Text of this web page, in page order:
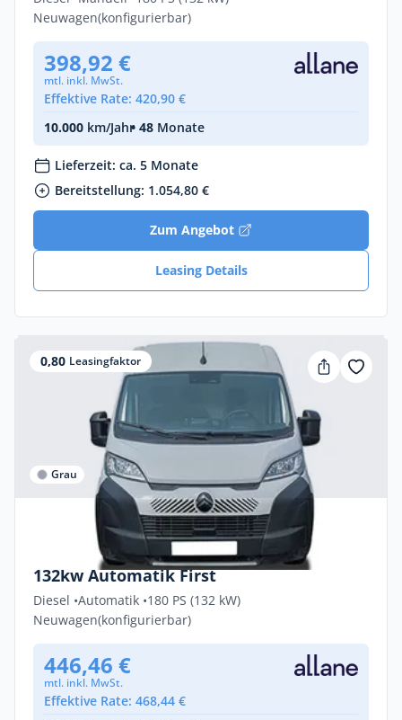
Neuwagen(konfigurierbar)
398,92 €
mtl. inkl. MwSt.
Effektive Rate: 420,90 €
10.000 km/Jahr• 48 Monate
Lieferzeit: ca. 5 Monate
Bereitstellung: 1.054,80 €
Zum Angebot
Leasing Details
0,80 Leasingfaktor
Grau
Privat & Gewerbe
Citroën Jumper FIRST 3,5t L4H2 Diesel
132kw Automatik First
Diesel •Automatik •180 PS (132 kW)
Neuwagen(konfigurierbar)
446,46 €
mtl. inkl. MwSt.
Effektive Rate: 468,44 €